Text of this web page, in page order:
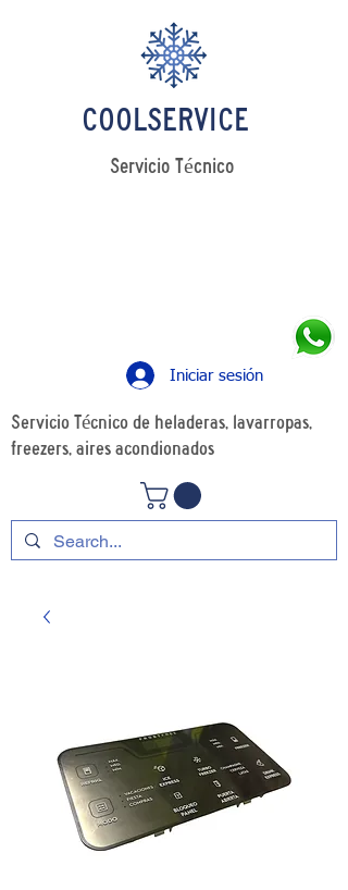
COOLSERVICE
Servicio Técnico
Iniciar sesión
Servicio Técnico de heladeras, lavarropas,
freezers, aires acondionados